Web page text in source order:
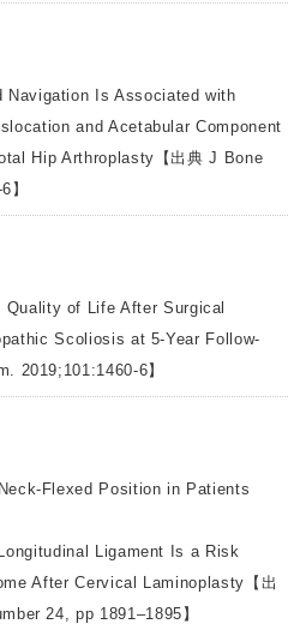
Is Associated with
and Acetabular Component
Hip Arthroplasty【出典 J Bone
of Life After Surgical
Scoliosis at 5-Year Follow-
2019;101:1460-6】
Flexed Position in Patients
Ligament Is a Risk
After Cervical Laminoplasty【出
24, pp 1891–1895】